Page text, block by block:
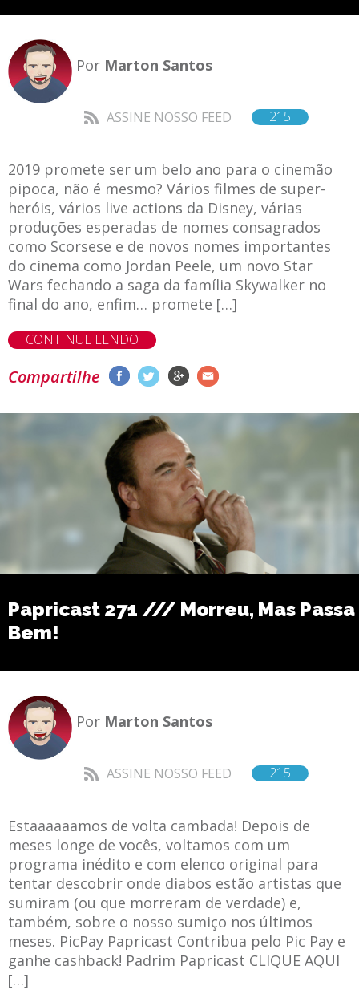
Por Marton Santos
ASSINE NOSSO FEED 215
2019 promete ser um belo ano para o cinemão
pipoca, não é mesmo? Vários filmes de super-
heróis, vários live actions da Disney, várias
produções esperadas de nomes consagrados
como Scorsese e de novos nomes importantes
do cinema como Jordan Peele, um novo Star
Wars fechando a saga da família Skywalker no
final do ano, enfim… promete […]
CONTINUE LENDO
Compartilhe
Papricast 271 /// Morreu, Mas Passa
Bem!
Por Marton Santos
ASSINE NOSSO FEED 215
Estaaaaaamos de volta cambada! Depois de
meses longe de vocês, voltamos com um
programa inédito e com elenco original para
tentar descobrir onde diabos estão artistas que
sumiram (ou que morreram de verdade) e,
também, sobre o nosso sumiço nos últimos
meses. PicPay Papricast Contribua pelo Pic Pay e
ganhe cashback! Padrim Papricast CLIQUE AQUI
[…]